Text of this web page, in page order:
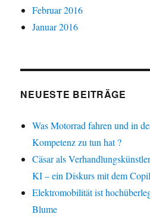
Februar 2016
Januar 2016
NEUESTE BEITRÄGE
Was Motorrad fahren und in
Kompetenz zu tun hat ?
Cäsar als
KI – ein Diskurs mit dem
Elektromobilität ist
Blume